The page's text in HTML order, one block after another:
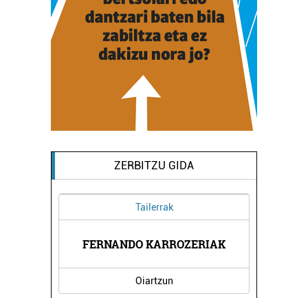
ZERBITZU GIDA
Tailerrak
FERNANDO KARROZERIAK
Oiartzun